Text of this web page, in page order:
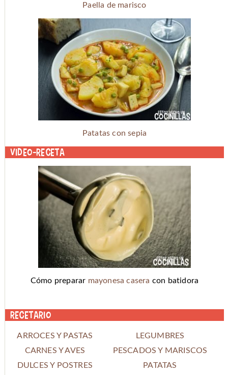
Paella de marisco
Patatas con sepia
Video-receta
Cómo preparar mayonesa casera con batidora
Recetario
ARROCES Y PASTAS
LEGUMBRES
CARNES Y AVES
PESCADOS Y MARISCOS
DULCES Y POSTRES
PATATAS